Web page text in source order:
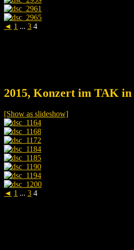
◄ 1 ... 3 4
2015, Konzert im TAK in
[Show as slideshow]
◄ 1 ... 3 4